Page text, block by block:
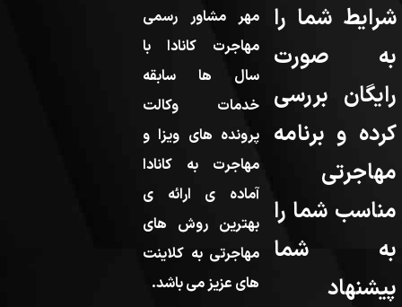
شرایط شما را
به صورت
رایگان بررسی
کرده و برنامه
مهاجرتی
مناسب شما را
به شما
پیشنهاد
مهر مشاور رسمی
مهاجرت کانادا با
سال ها سابقه
خدمات وکالت
پرونده های ویزا و
مهاجرت به کانادا
آماده ی ارائه ی
بهترین روش های
مهاجرتی به کلاینت
های عزیز می باشد.